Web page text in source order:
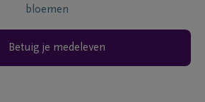
bloemen
Betuig je medeleven